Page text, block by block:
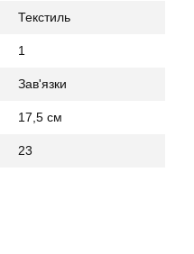
Текстиль
1
Зав'язки
17,5 см
23